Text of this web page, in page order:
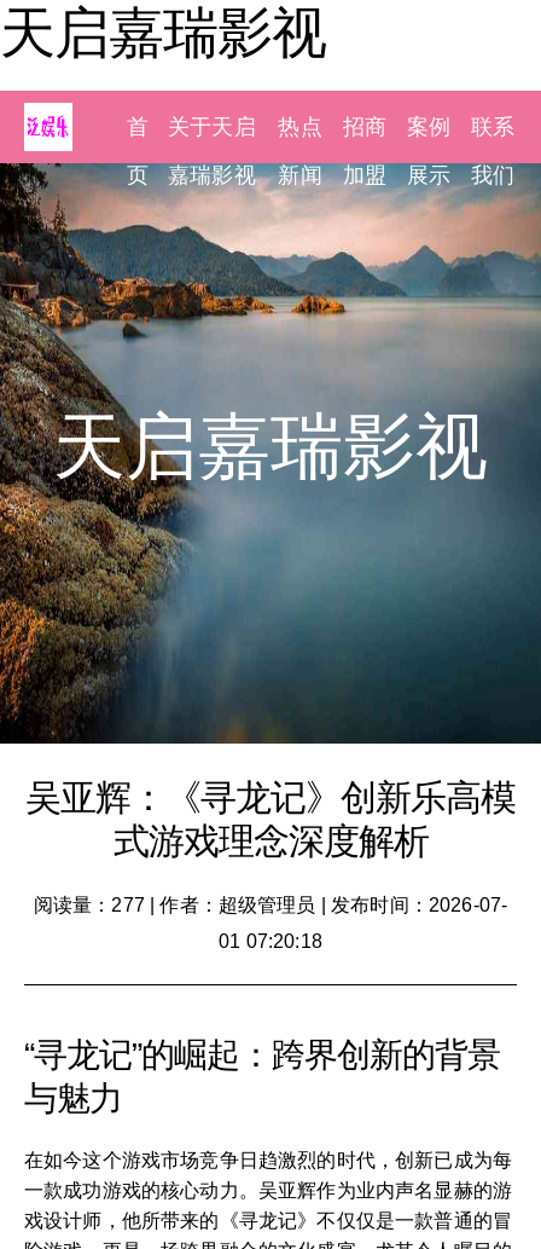
天启嘉瑞影视
首
页
关于天启
嘉瑞影视
热点
新闻
招商
加盟
案例
展示
联系
我们
天启嘉瑞影视
吴亚辉：《寻龙记》创新乐高模
式游戏理念深度解析
阅读量：277|作者：超级管理员
发布时间：2026-07-
01 07:20:18
“寻龙记”的崛起：跨界创新的背景
与魅力
在如今这个游戏市场竞争日趋激烈的时代，创新已成为每
一款成功游戏的核心动力。吴亚辉作为业内声名显赫的游
戏设计师，他所带来的《寻龙记》不仅仅是一款普通的冒